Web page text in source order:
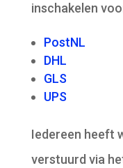
inschakelen
PostNL
DHL
GLS
UPS
Iedereen heeft
verstuurd via